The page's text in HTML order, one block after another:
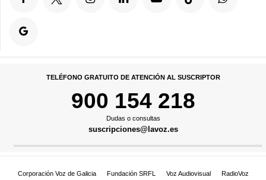
TELÉFONO GRATUITO DE ATENCIÓN AL SUSCRIPTOR
900 154 218
Dudas o consultas
suscripciones@lavoz.es
Corporación Voz de Galicia Fundación SRFL Voz Audiovisual
RadioVoz